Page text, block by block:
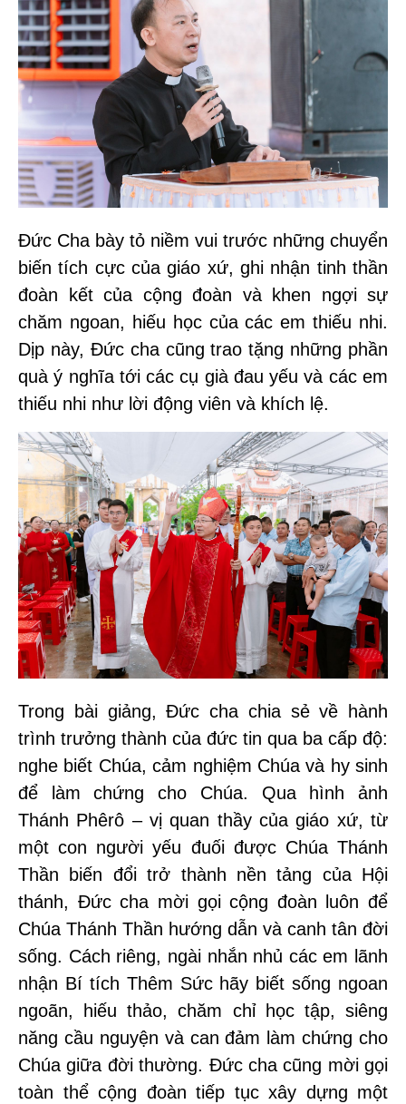
Đức Cha bày tỏ niềm vui trước những chuyển
biến tích cực của giáo xứ, ghi nhận tinh thần
đoàn kết của cộng đoàn và khen ngợi sự
chăm ngoan, hiếu học của các em thiếu nhi.
Dịp này, Đức cha cũng trao tặng những phần
quà ý nghĩa tới các cụ già đau yếu và các em
thiếu nhi như lời động viên và khích lệ.
Trong bài giảng, Đức cha chia sẻ về hành
trình trưởng thành của đức tin qua ba cấp độ:
nghe biết Chúa, cảm nghiệm Chúa và hy sinh
để làm chứng cho Chúa. Qua hình ảnh
Thánh Phêrô – vị quan thầy của giáo xứ, từ
một con người yếu đuối được Chúa Thánh
Thần biến đổi trở thành nền tảng của Hội
thánh, Đức cha mời gọi cộng đoàn luôn để
Chúa Thánh Thần hướng dẫn và canh tân đời
sống. Cách riêng, ngài nhắn nhủ các em lãnh
nhận Bí tích Thêm Sức hãy biết sống ngoan
ngoãn, hiếu thảo, chăm chỉ học tập, siêng
năng cầu nguyện và can đảm làm chứng cho
Chúa giữa đời thường. Đức cha cũng mời gọi
toàn thể cộng đoàn tiếp tục xây dựng một